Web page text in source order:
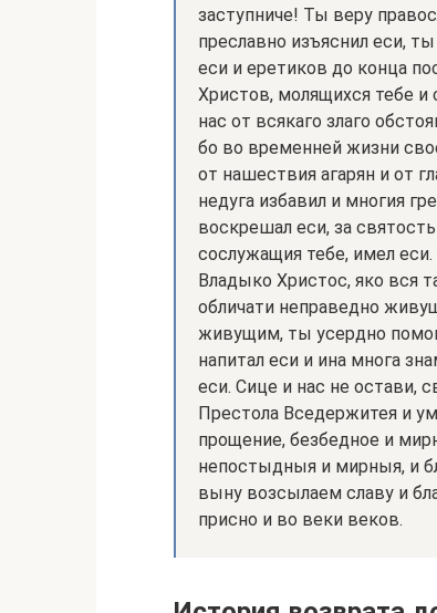
заступниче! Ты веру
преславно изъяснил еси,
еси и еретиков до конца
Христов, молящихся тебе
нас от всякаго злаго
бо во временней жизни
от нашествия агарян и от
недуга избавил и многия
воскрешал еси, за
сослужащия тебе, имел еси.
Владыко Христос, яко вся
обличати неправедно
живущим, ты усердно
напитал еси и ина многа
еси. Сице и нас не остави,
Престола Вседержитея и
прощение, безбедное и
непостыдныя и мирныя, и
выну возсылаем славу и
присно и во веки веков.